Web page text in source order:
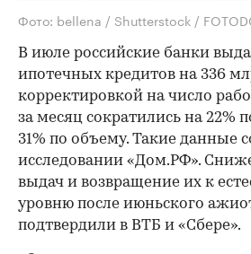
Фото: bellena / Shutterstock /
В июле российские банки
ипотечных кредитов на 336
корректировкой на число
за месяц сократились на 22%
31% по объему. Такие данные
исследовании «Дом.РФ».
выдач и возвращение их к
уровню после июньского
подтвердили в ВТБ и «Сбере».